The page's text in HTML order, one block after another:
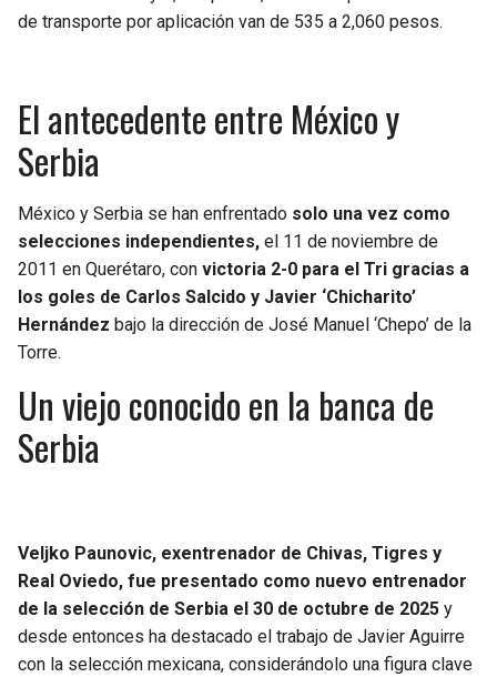
de transporte por aplicación van de 535 a 2,060 pesos.
El antecedente entre México y
Serbia
México y Serbia se han enfrentado solo una vez como
selecciones independientes, el 11 de noviembre de
2011 en Querétaro, con victoria 2-0 para el Tri gracias a
los goles de Carlos Salcido y Javier ‘Chicharito’
Hernández bajo la dirección de José Manuel ‘Chepo’ de la
Torre.
Un viejo conocido en la banca de
Serbia
Veljko Paunovic, exentrenador de Chivas, Tigres y
Real Oviedo, fue presentado como nuevo entrenador
de la selección de Serbia el 30 de octubre de 2025 y
desde entonces ha destacado el trabajo de Javier Aguirre
con la selección mexicana, considerándolo una figura clave